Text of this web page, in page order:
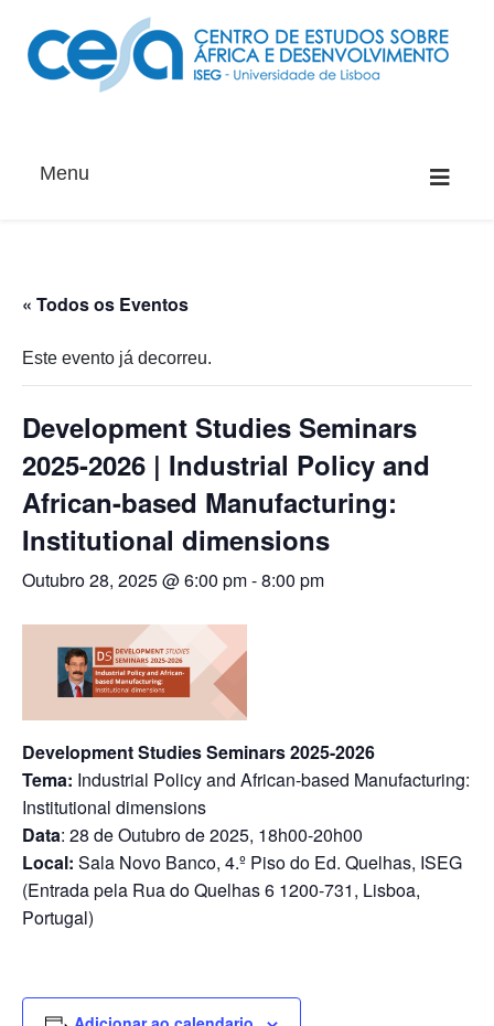
Menu
« Todos os Eventos
Este evento já decorreu.
Development Studies Seminars
2025-2026 | Industrial Policy and
African-based Manufacturing:
Institutional dimensions
Outubro 28, 2025 @ 6:00 pm-8:00 pm
Development Studies Seminars 2025-2026
Tema: Industrial Policy and African-based Manufacturing:
Institutional dimensions
Data: 28 de Outubro de 2025, 18h00-20h00
Local: Sala Novo Banco, 4.º Piso do Ed. Quelhas, ISEG
(Entrada pela Rua do Quelhas 6 1200-731, Lisboa,
Portugal)